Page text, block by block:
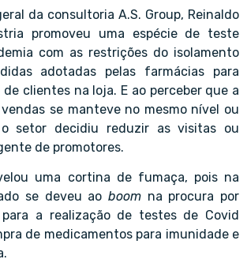
da consultoria A.S. Group, Reinaldo
promoveu uma espécie de teste
com as restrições do isolamento
adotadas pelas farmácias para
clientes na loja. E ao perceber que a
se manteve no mesmo nível ou
setor decidiu reduzir as visitas ou
de promotores.
uma cortina de fumaça, pois na
se deveu ao boom na procura por
a realização de testes de Covid
de medicamentos para imunidade e